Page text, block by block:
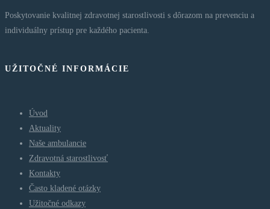
Poskytovanie kvalitnej zdravotnej starostlivosti s dôrazom na prevenciu a
individuálny prístup pre každého pacienta.
UŽITOČNÉ INFORMÁCIE
Úvod
Aktuality
Naše ambulancie
Zdravotná starostlivosť
Kontakty
Často kladené otázky
Užitočné odkazy